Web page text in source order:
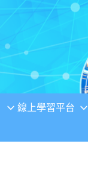
線上學習平台